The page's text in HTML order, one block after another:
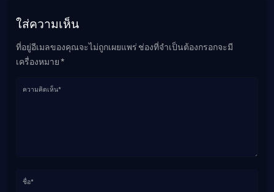
ใส่ความเห็น
ที่อยู่อีเมลของคุณจะไม่ถูกเผยแพร่ ช่องที่จำเป็นต้องกรอกจะมี
เครื่องหมาย *
ความคิดเห็น*
ชื่อ*